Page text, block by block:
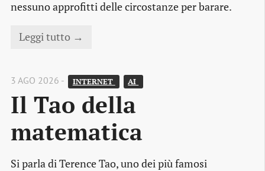
nessuno approfitti delle circostanze per barare.
Leggi tutto →
3 AGO 2026 - INTERNET AI
Il Tao della
matematica
Si parla di Terence Tao, uno dei più famosi